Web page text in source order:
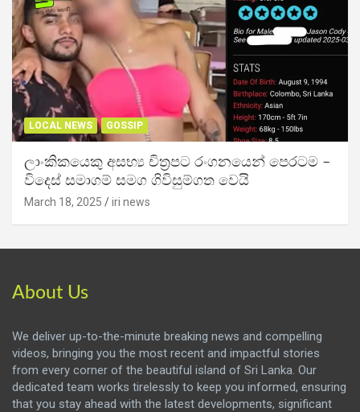
LOCAL NEWS GOSSIP
ලාංකිකයෙකු අසභ්‍ය චිත්‍රපට රංගනයෙන් පෙරටම –
විදෙස් සමාගම් සමග ගිවිසුම්ගත වෙයි
March 18, 2025 iri news
About Us
We deliver up-to-the-minute breaking news and compelling
videos, bringing you the most recent and impactful stories
from every corner of the beautiful island of Sri Lanka. Our
dedicated team works tirelessly to keep you informed, ensuring
that you stay ahead with the latest developments, significant